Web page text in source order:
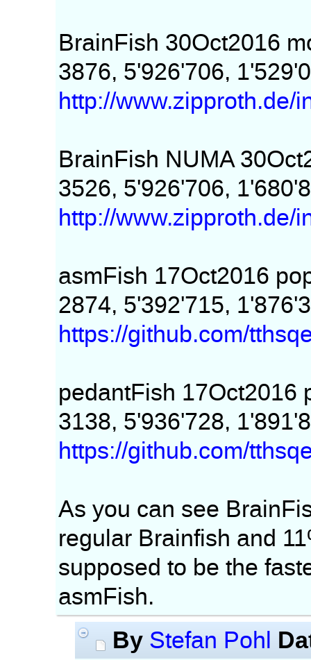
BrainFish 30Oct2016
3876, 5'926'706,
http://www.zipproth.de/
BrainFish NUMA
3526, 5'926'706,
http://www.zipproth.de/
asmFish 17Oct2016
2874, 5'392'715,
https://github.com/
pedantFish 17Oct2016
3138, 5'936'728,
https://github.com/
As you can see
regular Brainfish and
supposed to be the
asmFish.
By Stefan Pohl